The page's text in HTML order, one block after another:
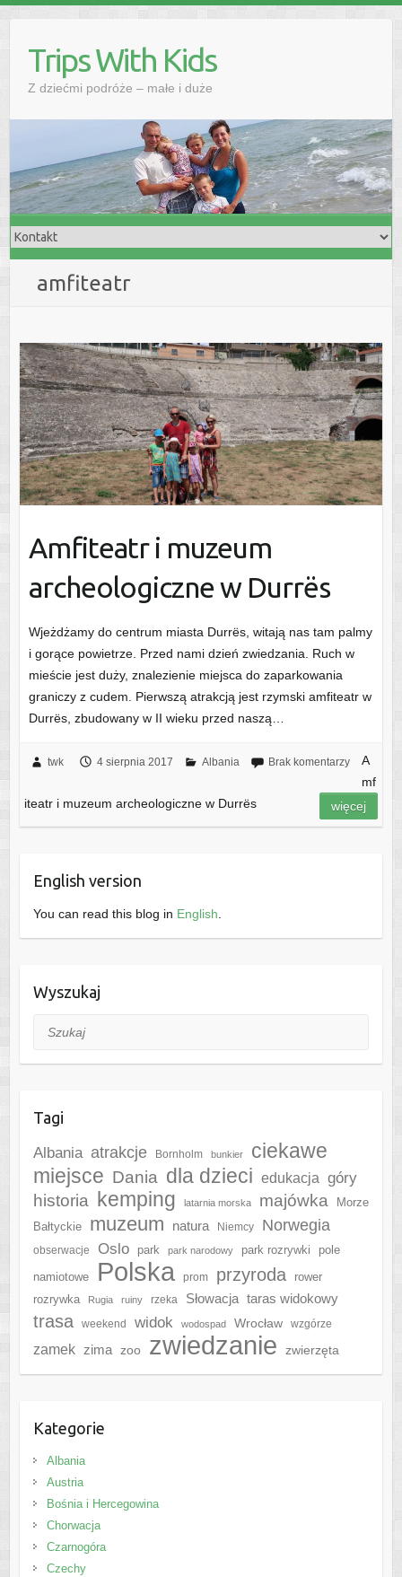
Trips With Kids
Z dziećmi podróże – małe i duże
amfiteatr
Amfiteatr i muzeum
archeologiczne w Durrës
Wjeżdżamy do centrum miasta Durrës, witają nas tam palmy
i gorące powietrze. Przed nami dzień zwiedzania. Ruch w
mieście jest duży, znalezienie miejsca do zaparkowania
graniczy z cudem. Pierwszą atrakcją jest rzymski amfiteatr w
Durrës, zbudowany w II wieku przed naszą…
twk 4 sierpnia 2017 Albania Brak komentarzy
A
mf
iteatr i muzeum archeologiczne w Durrës
więcej
English version
You can read this blog in English
Wyszukaj
Szukaj
Tagi
Albania atrakcje Bornholm bunkier
ciekawe
miejsce Dania dla dzieci edukacja góry
historia kemping latarnia morska majówka
Morze
Bałtyckie
muzeum natura Niemcy Norwegia
obserwacje Oslo park park narodowy park rozrywki
pole
namiotowe
Polska prom przyroda
rower
rozrywka
Rugia ruiny rzeka Słowacja taras widokowy
trasa weekend widok wodospad Wrocław wzgórze
zamek zima zoo zwiedzanie zwierzęta
Kategorie
Albania
Austria
Bośnia i Hercegowina
Chorwacja
Czarnogóra
Czechy